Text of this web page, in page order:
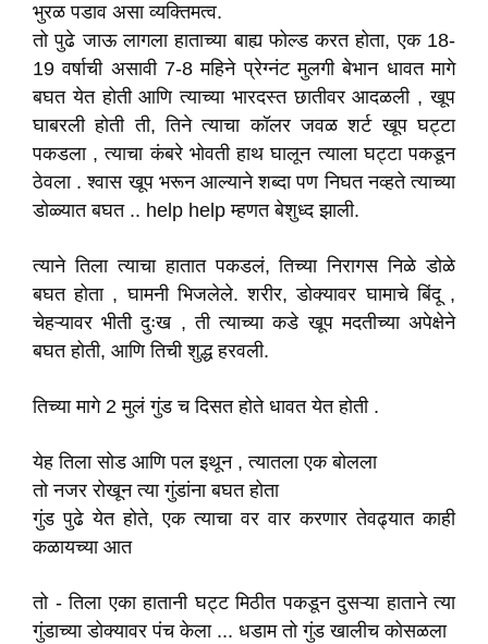
भुरळ पडाव असा व्यक्तिमत्व.
तो पुढे जाऊ लागला हाताच्या बाह्य फोल्ड करत होता, एक 18-
19 वर्षाची असावी 7-8 महिने प्रेग्नंट मुलगी बेभान धावत मागे
बघत येत होती आणि त्याच्या भारदस्त छातीवर आदळली , खूप
घाबरली होती ती, तिने त्याचा कॉलर जवळ शर्ट खूप घट्टा
पकडला , त्याचा कंबरे भोवती हाथ घालून त्याला घट्टा पकडून
ठेवला . श्वास खूप भरून आल्याने शब्दा पण निघत नव्हते त्याच्या
डोळ्यात बघत .. help help म्हणत बेशुध्द झाली.
त्याने तिला त्याचा हातात पकडलं, तिच्या निरागस निळे डोळे
बघत होता , घामनी भिजलेले. शरीर, डोक्यावर घामाचे बिंदू ,
चेहऱ्यावर भीती दुःख , ती त्याच्या कडे खूप मदतीच्या अपेक्षेने
बघत होती, आणि तिची शुद्ध हरवली.
तिच्या मागे 2 मुलं गुंड च दिसत होते धावत येत होती .
येह तिला सोड आणि पल इथून , त्यातला एक बोलला
तो नजर रोखून त्या गुंडांना बघत होता
गुंड पुढे येत होते, एक त्याचा वर वार करणार तेवढ्यात काही
कळायच्या आत
तो - तिला एका हातानी घट्ट मिठीत पकडून दुसऱ्या हाताने त्या
गुंडाच्या डोक्यावर पंच केला ... धडाम तो गुंड खालीच कोसळला